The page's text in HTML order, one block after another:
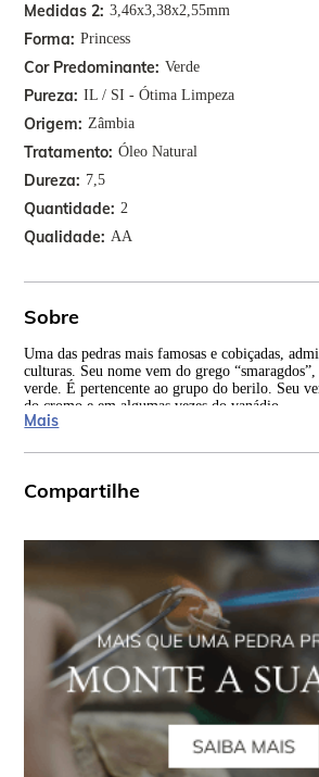
Medidas 2 3,46x3,38x2,55mm
Forma Princess
Cor Predominante Verde
Pureza IL / SI - Ótima Limpeza
Origem Zâmbia
Tratamento Óleo Natural
Dureza 7,5
Quantidade 2
Qualidade AA
Sobre
Uma das pedras mais famosas e cobiçadas,
culturas. Seu nome vem do grego
verde. É pertencente ao grupo do berilo. Seu
do cromo e em algumas vezes do vanádio.
Mais
Compartilhe